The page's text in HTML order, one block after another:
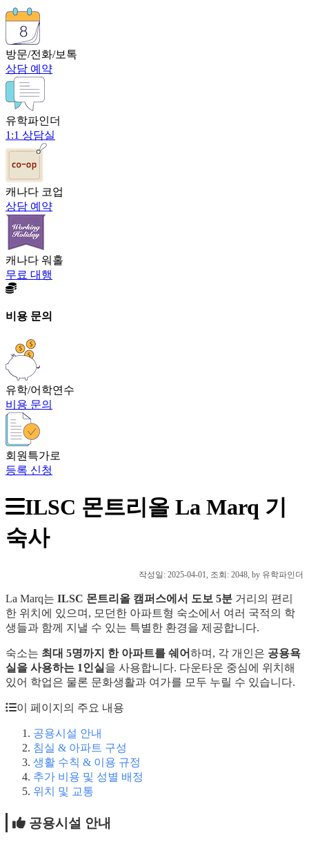
방문/전화/보톡
상담 예약
유학파인더
1:1 상담실
캐나다 코업
상담 예약
캐나다 워홀
무료 대행
비용 문의
유학/어학연수
비용 문의
회원특가로
등록 신청
ILSC 몬트리올 La Marq 기
숙사
작성일: 2025-04-01, 조회: 2048, by 유학파인더
La Marq는 ILSC 몬트리올 캠퍼스에서 도보 5분 거리의 편리
한 위치에 있으며, 모던한 아파트형 숙소에서 여러 국적의 학
생들과 함께 지낼 수 있는 특별한 환경을 제공합니다.
숙소는 최대 5명까지 한 아파트를 쉐어하며, 각 개인은 공용욕
실을 사용하는 1인실을 사용합니다. 다운타운 중심에 위치해
있어 학업은 물론 문화생활과 여가를 모두 누릴 수 있습니다.
이 페이지의 주요 내용
공용시설 안내
침실 & 아파트 구성
생활 수칙 & 이용 규정
추가 비용 및 성별 배정
위치 및 교통
공용시설 안내